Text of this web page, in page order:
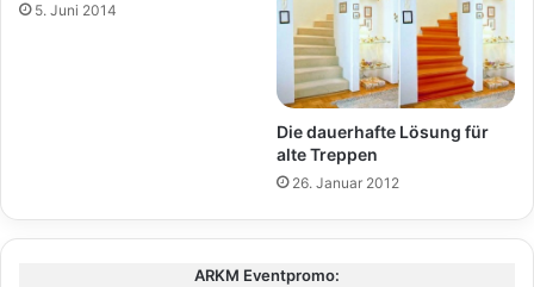
5. Juni 2014
Die dauerhafte Lösung für
alte Treppen
26. Januar 2012
ARKM Eventpromo: